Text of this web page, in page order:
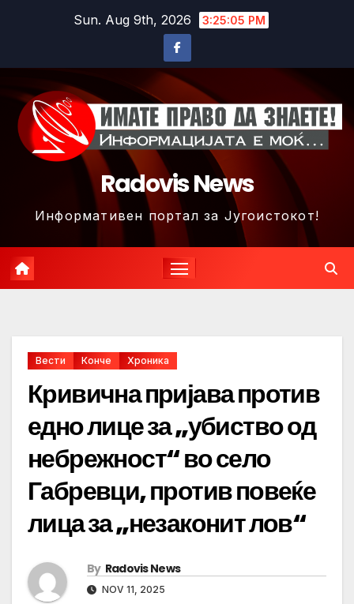
Sun. Aug 9th, 2026 3:25:08 PM
Radovis News
Информативен портал за Југоистокот!
Вести Конче Хроника
Кривична пријава против
едно лице за „убиство од
небрежност“ во село
Габревци, против повеќе
лица за „незаконит лов“
By Radovis News
NOV 11, 2025